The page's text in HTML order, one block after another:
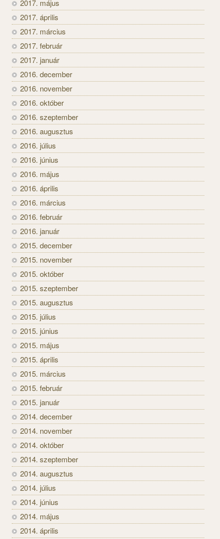
2017. május
2017. április
2017. március
2017. február
2017. január
2016. december
2016. november
2016. október
2016. szeptember
2016. augusztus
2016. július
2016. június
2016. május
2016. április
2016. március
2016. február
2016. január
2015. december
2015. november
2015. október
2015. szeptember
2015. augusztus
2015. július
2015. június
2015. május
2015. április
2015. március
2015. február
2015. január
2014. december
2014. november
2014. október
2014. szeptember
2014. augusztus
2014. július
2014. június
2014. május
2014. április